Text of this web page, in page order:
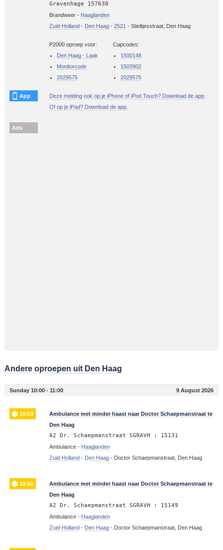
Gravenhage 157630
Brandweer - Haaglanden
Zuid-Holland- Den Haag- 2521 - Stieltjesstraat, Den Haag
P2000 oproep voor:
Den Haag - Laak
Monitorcode
2029575
Capcodes:
1500148
1503902
2029575
App
Deze melding ook op je iPhone of iPod Touch? Download de app.
Of op je iPad? Download de app.
Ads
Andere oproepen uit Den Haag
Sunday 10:00 - 11:00 9 August 2026
10:53
Ambulance met minder haast naar Doctor Schaepmanstraat te
Den Haag
A2 Dr. Schaepmanstraat SGRAVH : 15131
Ambulance - Haaglanden
Zuid-Holland- Den Haag- Doctor Schaepmanstraat, Den Haag
10:52
Ambulance met minder haast naar Doctor Schaepmanstraat te
Den Haag
A2 Dr. Schaepmanstraat SGRAVH : 15149
Ambulance - Haaglanden
Zuid-Holland- Den Haag- Doctor Schaepmanstraat, Den Haag